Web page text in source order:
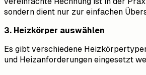
sondern dient nur zur einfachen
3. Heizkörper auswählen
Es gibt verschiedene
und Heizanforderungen eingesetzt